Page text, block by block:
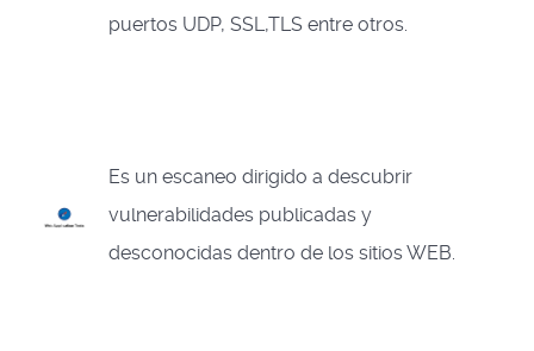
puertos UDP, SSL,TLS entre otros.
Es un escaneo dirigido a descubrir
vulnerabilidades publicadas y
desconocidas dentro de los sitios WEB.